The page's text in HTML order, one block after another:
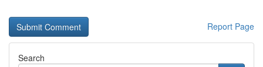
Report Page
Search